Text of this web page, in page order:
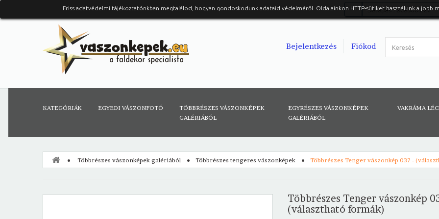
Belépés Facebook-al
Fiókod
Bejelentkezés
KATEGÓRIÁK EGYEDI VÁSZONFOTÓ
TÖBBRÉSZES VÁSZONKÉPEK
GALÉRIÁBÓL
EGYRÉSZES VÁSZONKÉPEK
GALÉRIÁBÓL
VAKRÁMA
Friss adatvédelmi tájékoztatónkban megtalálod, hogyan gondoskodunk adataid védelméről. Oldalainkon HTTP-sütiket használunk a jobb
Többrészes vászonképek galériából Többrészes tengeres vászonképek Többrészes Tenger vászonkép 037 -
Többrészes Tenger vászonkép
(választható formák)